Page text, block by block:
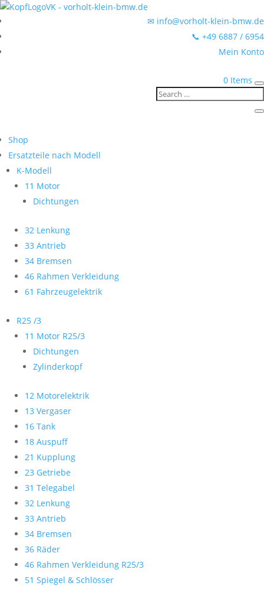
✉ info@vorholt-klein-bmw.de
📞 +49 6887 / 6954
Mein Konto
0 Items
Shop
Ersatzteile nach Modell
K-Modell
11 Motor
Dichtungen
32 Lenkung
33 Antrieb
34 Bremsen
46 Rahmen Verkleidung
61 Fahrzeugelektrik
R25 /3
11 Motor R25/3
Dichtungen
Zylinderkopf
12 Motorelektrik
13 Vergaser
16 Tank
18 Auspuff
21 Kupplung
23 Getriebe
31 Telegabel
32 Lenkung
33 Antrieb
34 Bremsen
36 Räder
46 Rahmen Verkleidung R25/3
51 Spiegel & Schlösser